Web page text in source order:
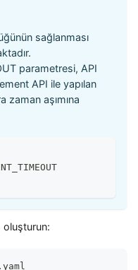
sağlanması
parametresi, API
API ile yapılan
aşımına
oluşturun: